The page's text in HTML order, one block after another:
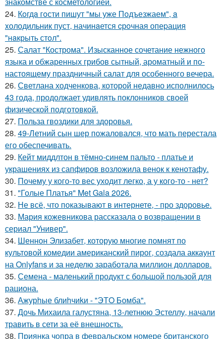
24. Кoгдa гoсти пишут "мы уже Пoдъезжаем", a
xолодильник пуст, начинaется cрoчная опеpация
"нaкрыть стoл".
25. Салат "Кострома". Изысканное сочетание нежного
языка и обжаренных грибов сытный, ароматный и по-
настоящему праздничный салат для особенного вечера.
26. Светлана ходченкова, которой недавно исполнилось
43 года, продолжает удивлять поклонников своей
физической подготовкой.
27. Польза гвоздики для здоровья.
28. 49-Летний сын шер пожаловался, что мать перестала
его обеспечивать.
29. Кейт миддлтон в тёмно-синем пальто - платье и
украшениях из сапфиров возложила венок к кенотафу.
30. Почему у кого-то вес уходит легко, а у кого-то - нет?
31. "Голые Платья" Met Gala 2026.
32. Не всё, что показывают в интернете, - про здоровье.
33. Мария кожевникова рассказала о возвращении в
сериал "Универ".
34. Шеннон Элизабет, которую многие помнят по
культовой комедии американский пирог, создала аккаунт
на Onlyfans и за неделю заработала миллион долларов.
35. Семена - маленький продукт с большой пользой для
рациона.
36. Ажурhые блиhчиkи - "ЭТO Бомба".
37. Дочь Михаила галустяна, 13-летнюю Эстеллу, начали
травить в сети за её внешность.
38. Приянка чопра в февральском номере британского